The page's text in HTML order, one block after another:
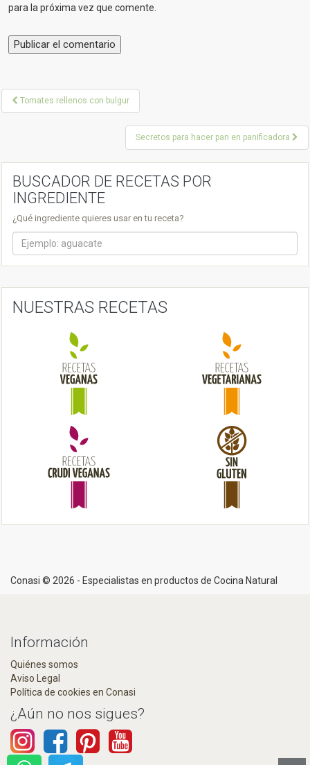
para la próxima vez que comente.
P
t
i
g
Tomates rellenos con bulgur
Secretos para hacer pan en panificadora
BUSCADOR DE RECETAS POR
INGREDIENTE
¿Qué ingrediente quieres usar en tu receta?
NUESTRAS RECETAS
Conasi © 2026 - Especialistas en productos de Cocina Natural
Información
Quiénes somos
Aviso Legal
Política de cookies en Conasi
¿Aún no nos sigues?